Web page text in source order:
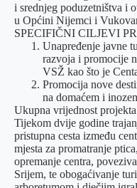
i srednjeg poduzetništva i
u Općini Nijemci i
SPECIFIČNI CILJEVI
Unapređenje javne
razvoja i promocije
VSŽ kao što je
Promocija nove
na domaćem i
Ukupna vrijednost
Tijekom dvije godine
pristupna cesta između
mjesta za promatranje
opremanje centra,
Srijem, te obogaćivanje